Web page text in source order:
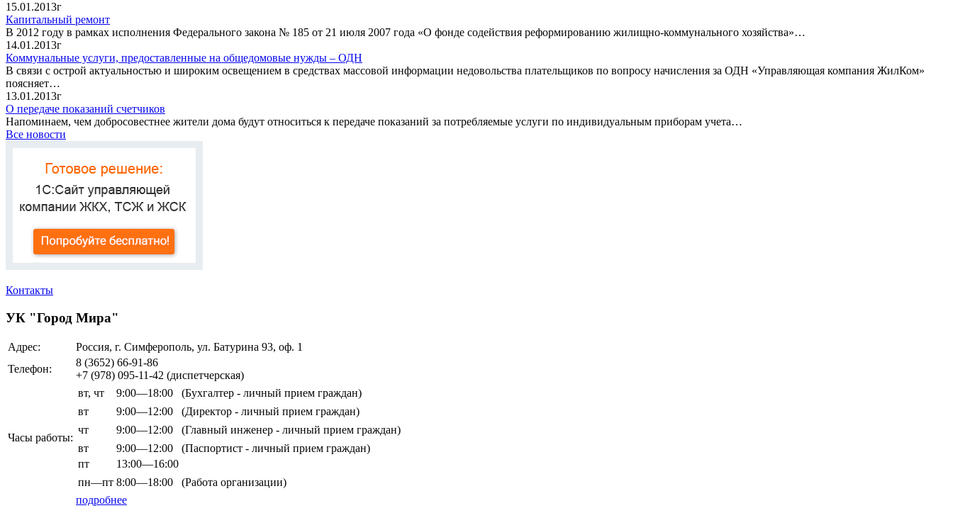
15.01.2013г
Капитальный ремонт
В 2012 году в рамках исполнения Федерального закона № 185 от 21 июля 2007 года «О фонде содействия реформированию жилищно-коммунального хозяйства»…
14.01.2013г
Коммунальные услуги, предоставленные на общедомовые нужды – ОДН
В связи с острой актуальностью и широким освещением в средствах массовой информации недовольства плательщиков по вопросу начисления за ОДН «Управляющая компания ЖилКом»
поясняет…
13.01.2013г
О передаче показаний счетчиков
Напоминаем, чем добросовестнее жители дома будут относиться к передаче показаний за потребляемые услуги по индивидуальным приборам учета…
Все новости
Контакты
УК "Город Мира"
Адрес:
Россия, г. Симферополь, ул. Батурина 93, оф. 1
Телефон:
8 (3652) 66-91-86
+7 (978) 095-11-42 (диспетчерская)
Часы работы:
вт, чт 9:00—18:00
(Бухгалтер - личный прием граждан)
вт
9:00—12:00
(Директор - личный прием граждан)
чт
9:00—12:00
(Главный инженер - личный прием граждан)
вт
9:00—12:00
(Паспортист - личный прием граждан)
пт
13:00—16:00
пн—пт 8:00—18:00
(Работа организации)
подробнее